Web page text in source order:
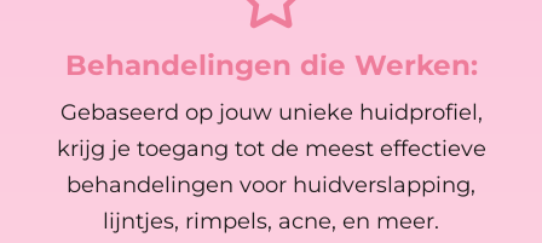
Behandelingen die Werken:
Gebaseerd op jouw unieke huidprofiel,
krijg je toegang tot de meest effectieve
behandelingen voor huidverslapping,
lijntjes, rimpels, acne, en meer.